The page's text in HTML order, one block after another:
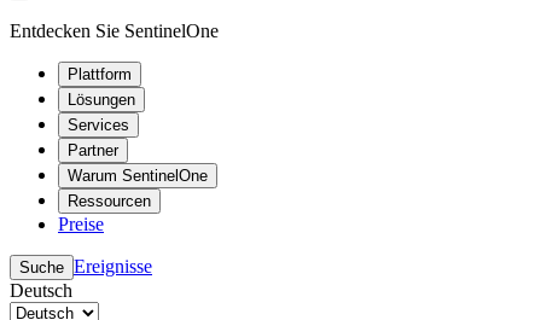
Entdecken Sie SentinelOne
Plattform
Lösungen
Services
Partner
Warum SentinelOne
Ressourcen
Preise
Suche Ereignisse
Deutsch